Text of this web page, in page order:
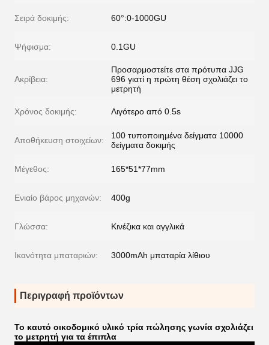
Σειρά δοκιμής: 60°:0-1000GU
Ψήφισμα: 0.1GU
Ακρίβεια:
Προσαρμοστείτε στα πρότυπα JJG
696 γιατί η πρώτη θέση σχολιάζει το
μετρητή
Χρόνος δοκιμής: Λιγότερο από 0.5s
Αποθήκευση στοιχείων:
100 τυποποιημένα δείγματα 10000
δείγματα δοκιμής
Μέγεθος: 165*51*77mm
Ενιαίο βάρος μηχανών: 400g
Γλώσσα: Κινέζικα και αγγλικά
Ικανότητα μπαταριών: 3000mAh μπαταρία λίθιου
Περιγραφή προϊόντων
Το καυτό οικοδομικό υλικό τρία πώλησης γωνία σχολιάζει
το μετρητή για τα έπιπλα